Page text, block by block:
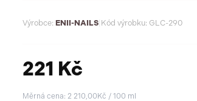
Výrobce: ENII-NAILS Kód výrobku: GLC-290
221 Kč
Měrná cena: 2 210,00Kč / 100 ml